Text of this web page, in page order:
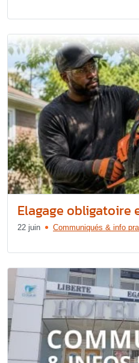
Elagage obligatoire
22 juin Communiqués & info